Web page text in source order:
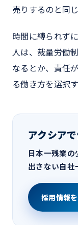
売りするのと同じ
時間に縛られず
人は、裁量労働
なるとか、責任
る働き方を選択
アクシア
日本一残業
出さない自社
採用情報